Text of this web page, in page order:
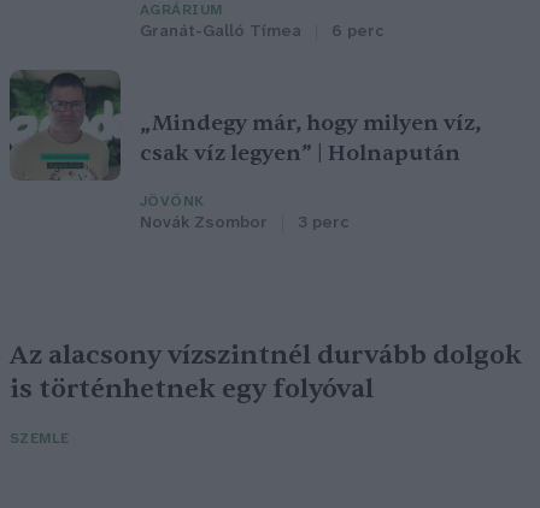
AGRÁRIUM
Granát-Galló Tímea 6 perc
„Mindegy már, hogy milyen víz,
csak víz legyen” | Holnapután
JÖVŐNK
Novák Zsombor 3 perc
Az alacsony vízszintnél durvább dolgok
is történhetnek egy folyóval
SZEMLE